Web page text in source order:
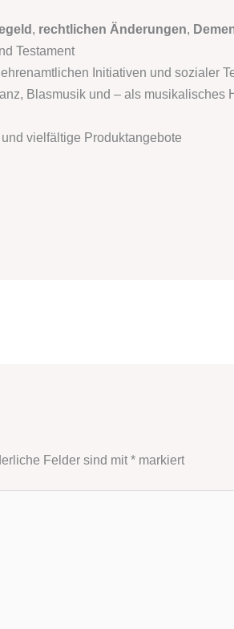
, rechtlichen Änderungen,
Testament
Initiativen und sozialer
Blasmusik und – als musikalisches
vielfältige Produktangebote
Felder sind mit *markiert